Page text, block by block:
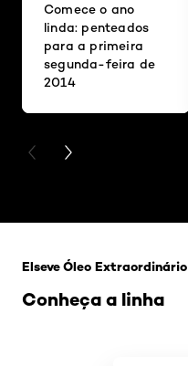
Comece o ano
linda: penteados
para a primeira
segunda-feira de
2014
PREVIOUS CARD
NEXT CARD
Conheça a linha
Elseve Óleo Extraordinário